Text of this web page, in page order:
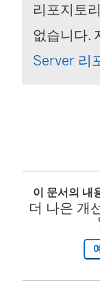
리포지토
없습니다.
Server 리
이 문서의 내
더 나은 개